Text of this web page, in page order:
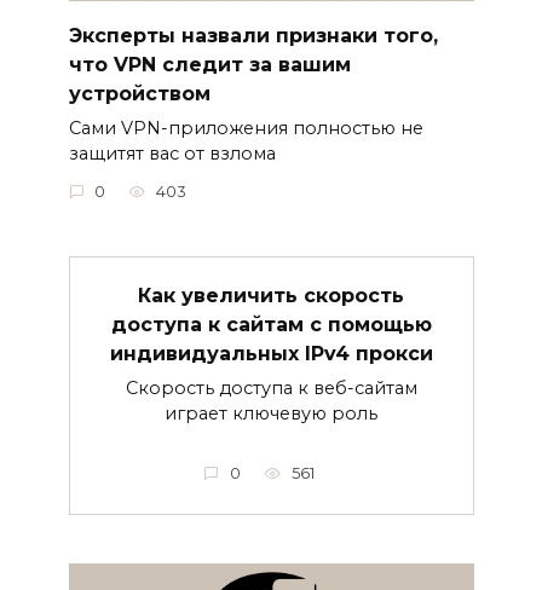
Эксперты назвали признаки того,
что VPN следит за вашим
устройством
Сами VPN-приложения полностью не
защитят вас от взлома
0 403
Как увеличить скорость
доступа к сайтам с помощью
индивидуальных IPv4 прокси
Скорость доступа к веб-сайтам
играет ключевую роль
0 561